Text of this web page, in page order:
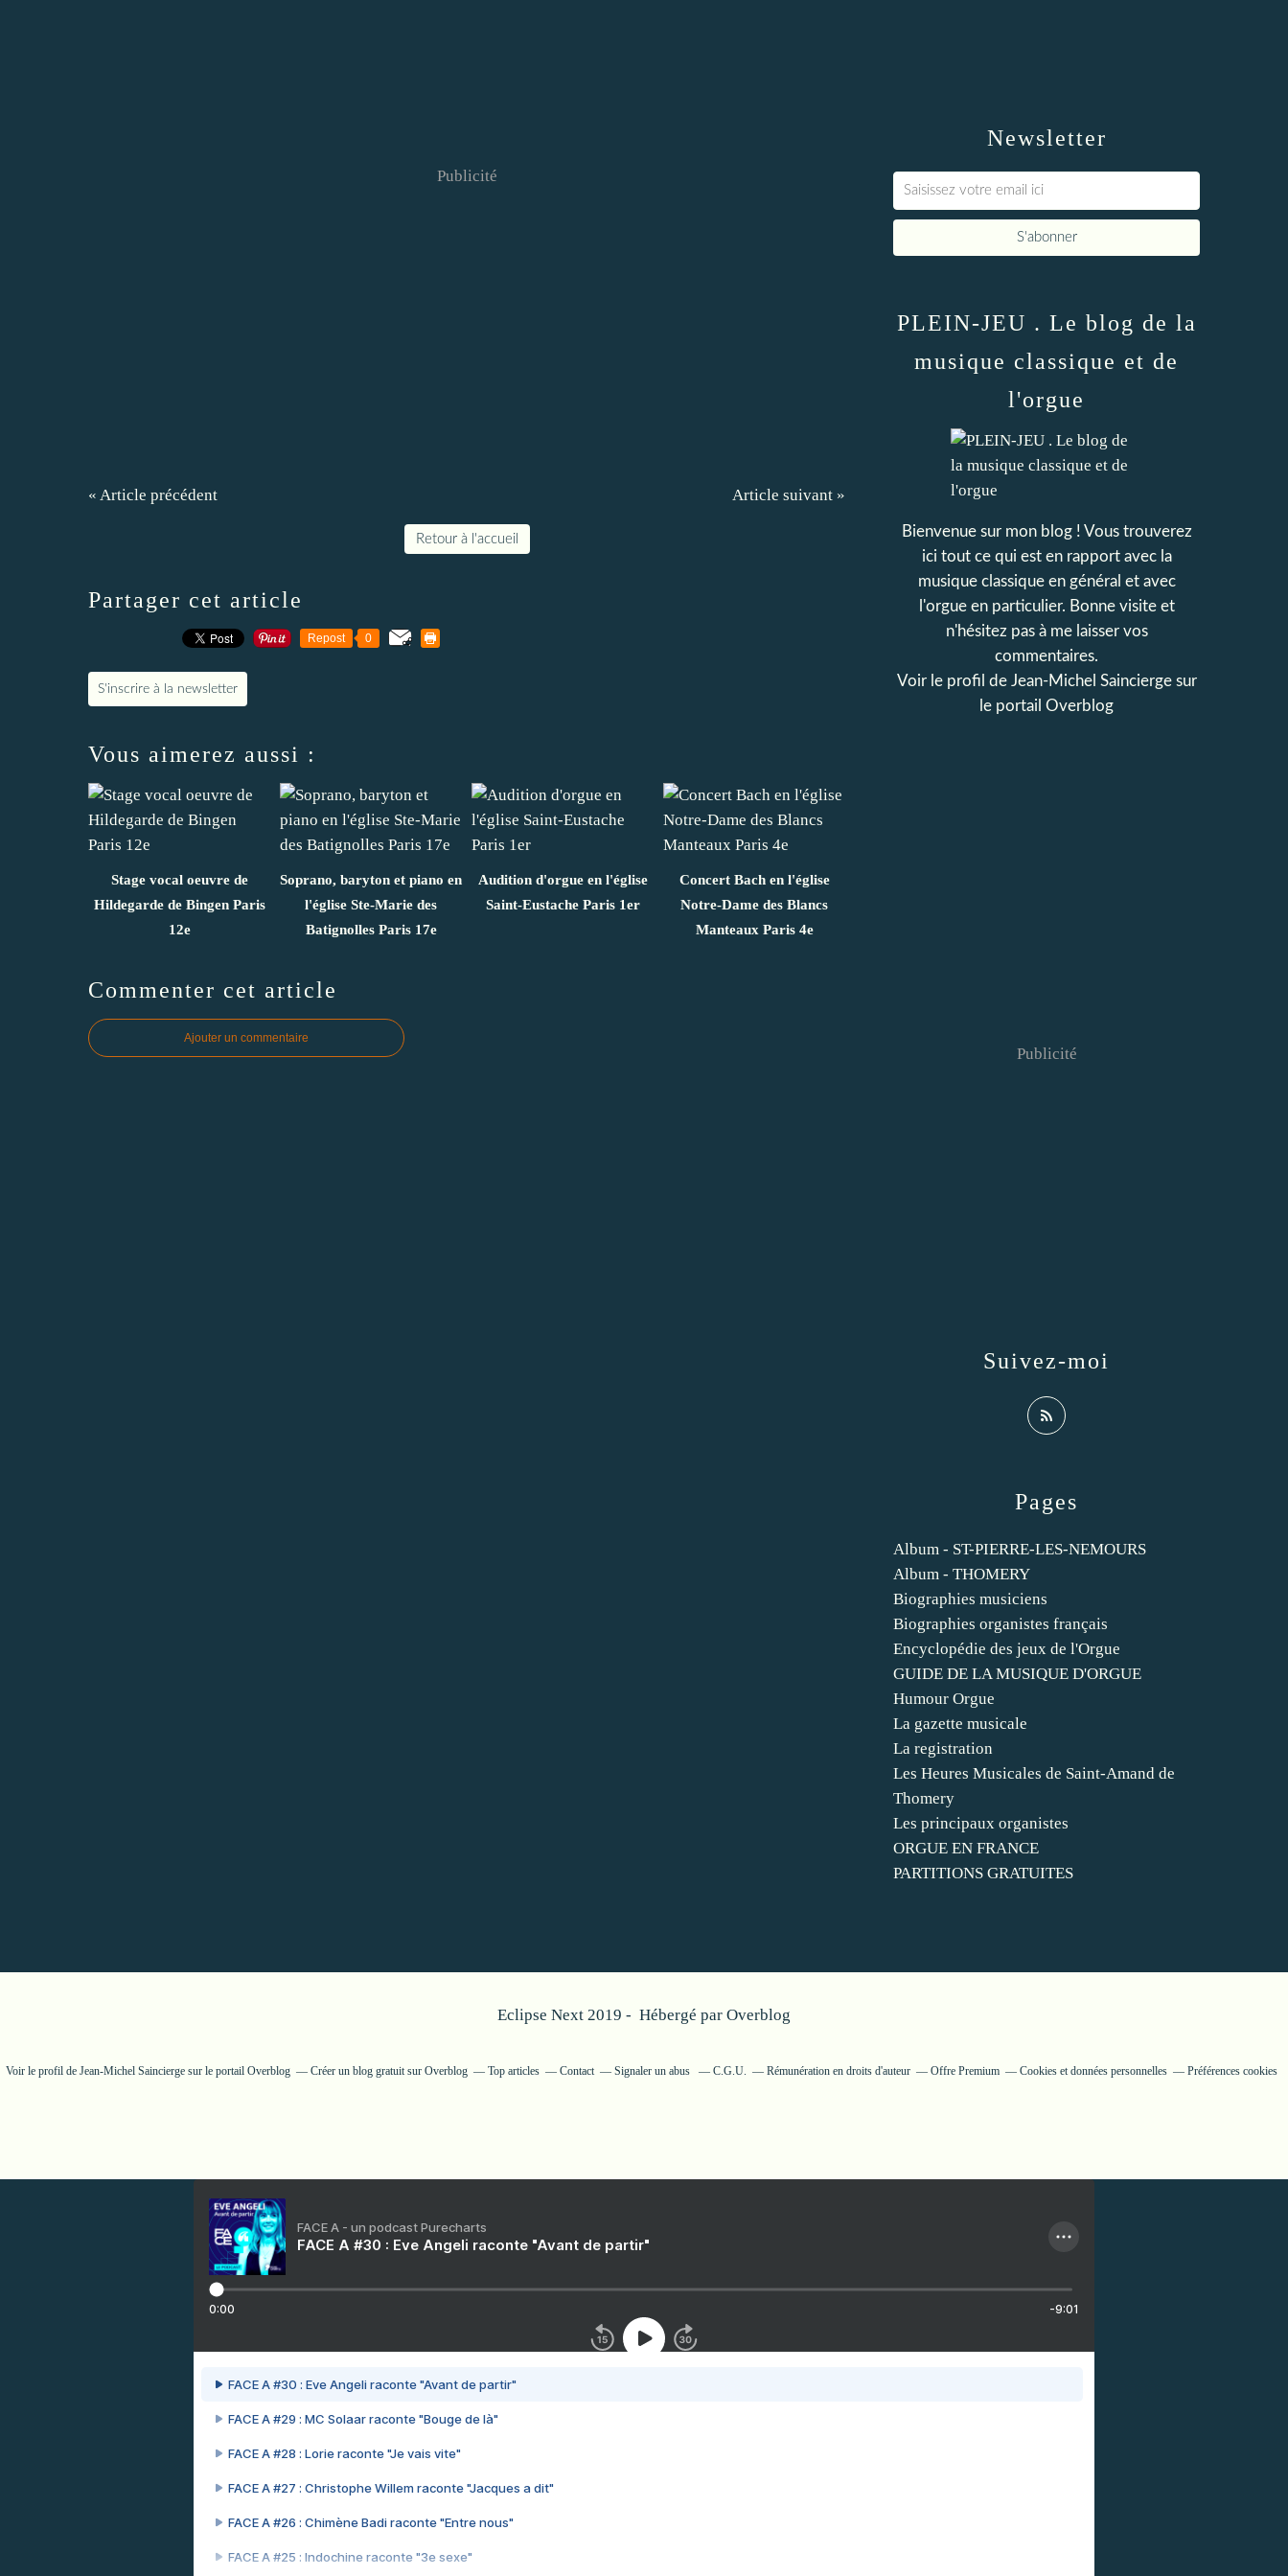
Publicité
« Article précédent Article suivant »
Retour à l'accueil
Partager cet article
Repost 0
S'inscrire à la newsletter
Vous aimerez aussi :
Stage vocal oeuvre de
Hildegarde de Bingen Paris
12e
Soprano, baryton et piano en
l'église Ste-Marie des
Batignolles Paris 17e
Audition d'orgue en l'église
Saint-Eustache Paris 1er
Concert Bach en l'église
Notre-Dame des Blancs
Manteaux Paris 4e
Commenter cet article
Ajouter un commentaire
Newsletter
Pages
Album - ST-PIERRE-LES-NEMOURS
Album - THOMERY
Biographies musiciens
Biographies organistes français
Encyclopédie des jeux de l'Orgue
GUIDE DE LA MUSIQUE D'ORGUE
Humour Orgue
La gazette musicale
La registration
Les Heures Musicales de Saint-Amand de
Thomery
Les principaux organistes
ORGUE EN FRANCE
PARTITIONS GRATUITES
PLEIN-JEU . Le blog de la
musique classique et de
l'orgue
Bienvenue sur mon blog ! Vous trouverez
ici tout ce qui est en rapport avec la
musique classique en général et avec
l'orgue en particulier. Bonne visite et
n'hésitez pas à me laisser vos
commentaires.
Voir le profil de Jean-Michel Sainciergesur
le portail Overblog
Suivez-moi
Publicité
Eclipse Next 2019 - Hébergé par Overblog
Voir le profil de Jean-Michel Sainciergesur le portail Overblog Créer un blog gratuit sur Overblog Top articles Contact Signaler un abus C.G.U. Rémunération en droits d'auteur Offre Premium Cookies et données personnelles Préférences cookies
FACE A - un podcast Purecharts
FACE A #30 : Eve Angeli raconte "Avant de partir"
0:00 -9:01
FACE A #30 : Eve Angeli raconte "Avant de partir"
FACE A #29 : MC Solaar raconte "Bouge de là"
FACE A #28 : Lorie raconte "Je vais vite"
FACE A #27 : Christophe Willem raconte "Jacques a dit"
FACE A #26 : Chimène Badi raconte "Entre nous"
FACE A #25 : Indochine raconte "3e sexe"